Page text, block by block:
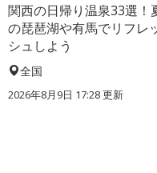
関西の日帰り温泉33選！
の琵琶湖や有馬でリフレ
シュしよう
全国
2026年8月9日 17:28更新